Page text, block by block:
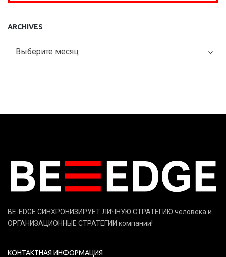
ARCHIVES
Archives
Выберите месяц
Archives
BE-EDGE СИНХРОНИЗИРУЕТ ЛИЧНУЮ СТРАТЕГИЮ человека и
ОРГАНИЗАЦИОННЫЕ СТРАТЕГИИ компании!
КОНТАКТНАЯ ИНФОРМАЦИЯ